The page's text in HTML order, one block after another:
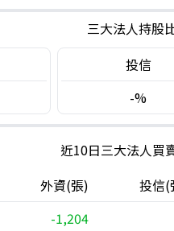
三大法人持股
投信
-%
近10日三大法人買
外資(張) 投信(
-1,204